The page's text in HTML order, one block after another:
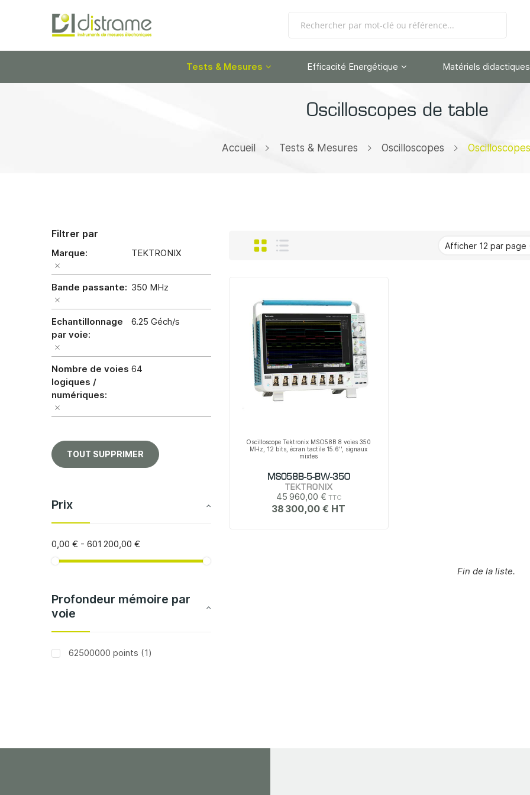
Tests & Mesures Efficacité Energétique Matériels didactiques
Oscilloscopes de table
Accueil Tests & Mesures Oscilloscopes
Grille
Oscilloscope Tektronix MSO58B 8 voies 350
MHz, 12 bits, écran tactile 15.6'', signaux
mixtes
MSO58B-5-BW-350
TEKTRONIX
45 960,00 €
38 300,00 €
Fin de la liste.
Filtrer par
Marque TEKTRONIX
Bande passante 350 MHz
Echantillonnage
par voie
6.25 Géch/s
Nombre de voies
logiques /
numériques
64
TOUT SUPPRIMER
Prix
0,00 € - 601 200,00 €
Profondeur mémoire par
voie
62500000 points 1article